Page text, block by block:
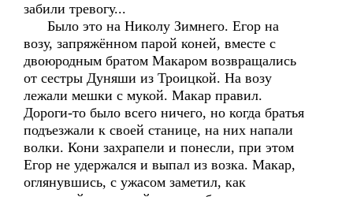
забили тревогу...
Было это на Николу Зимнего. Егор на
возу, запряжённом парой коней, вместе с
двоюродным братом Макаром возвращались
от сестры Дуняши из Троицкой. На возу
лежали мешки с мукой. Макар правил.
Дороги-то было всего ничего, но когда братья
подъезжали к своей станице, на них напали
волки. Кони захрапели и понесли, при этом
Егор не удержался и выпал из возка. Макар,
оглянувшись, с ужасом заметил, как